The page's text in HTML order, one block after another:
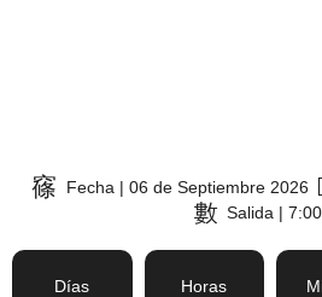
Fecha | 06 de Septiembre 2026
Salida |
Días Horas